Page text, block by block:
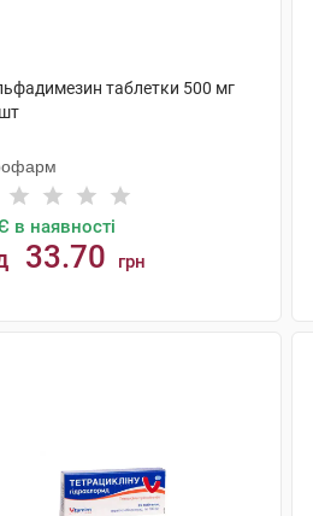
таблетки 500 мг
в наявності
33.70 грн